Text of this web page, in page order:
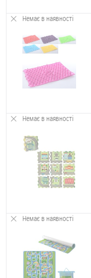
Немає в наявності
Немає в наявності
Немає в наявності